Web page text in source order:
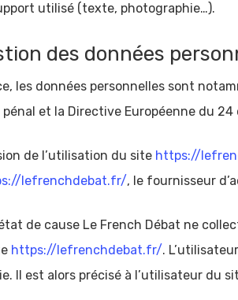
utilisé (texte, photographie…).
des données
les données personnelles sont
pénal et la Directive Européenne du 24
de l’utilisation du site https://
lefrenchdebat.fr/, le fournisseur
de cause Le French Débat ne
https://lefrenchdebat.fr/.
Il est alors précisé à l’utilisateur du